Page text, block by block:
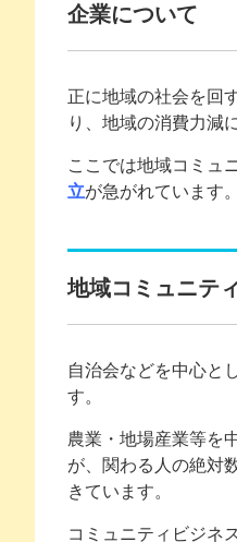
企業について
正に地域の社会を回
り、地域の消費力減
ここでは地域コミュ
立が急がれています。
地域コミュニテ
自治会などを中心と
す。
農業・地場産業等を
が、関わる人の絶対
きています。
コミュニティビジネ